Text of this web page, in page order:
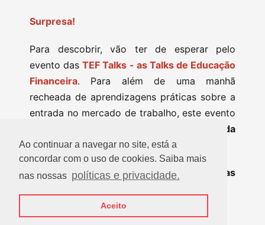
Ao continuar a navegar no site, está a
concordar com o uso de cookies. Saiba mais
nas nossas políticas e privacidade.
Aceito
Surpresa!
Para descobrir, vão ter de esperar pelo
evento dasTEF Talks - as Talks de Educação
Financeira. Para além de uma manhã
recheada de aprendizagens práticas sobre a
entrada no mercado de trabalho, este evento
anúncio da
Grande Vencedora das Olimpíadas
É já no dia16 de maio! O programa e as